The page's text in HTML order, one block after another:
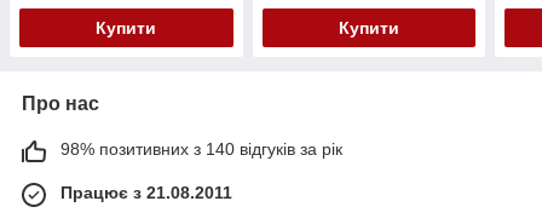
Купити Купити
Про нас
98% позитивних з 140 відгуків за рік
Працює з 21.08.2011